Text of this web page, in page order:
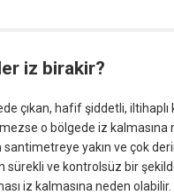
iz birakir?
çıkan, hafif şiddetli, iltihaplı
o bölgede iz kalmasına
santimetreye yakın ve çok
sürekli ve kontrolsüz bir
iz kalmasına neden olabilir.